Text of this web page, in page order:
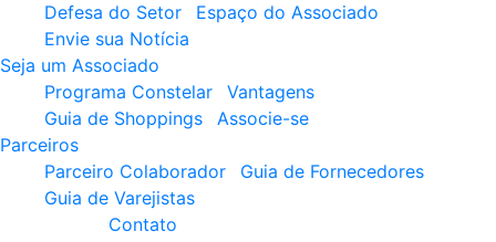
Defesa do Setor
Espaço do Associado
Envie sua Notícia
Seja um Associado
Programa Constelar
Vantagens
Guia de Shoppings
Associe-se
Parceiros
Parceiro Colaborador
Guia de Fornecedores
Guia de Varejistas
Contato